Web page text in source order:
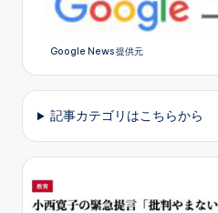
Google News 提供元
記事カテゴリはこちらから